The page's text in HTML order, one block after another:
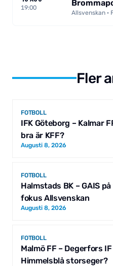
19:00
Allsvenskan ·
Fler
FOTBOLL
IFK Göteborg – Kalmar
bra är KFF?
Augusti 8, 2026
FOTBOLL
Halmstads BK – GAIS
fokus Allsvenskan
Augusti 8, 2026
FOTBOLL
Malmö FF – Degerfors
Himmelsblå storseger?